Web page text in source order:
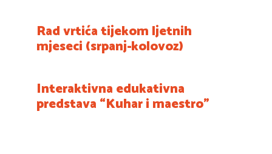
Rad vrtića tijekom ljetnih
mjeseci (srpanj-kolovoz)
Interaktivna edukativna
predstava “Kuhar i maestro”